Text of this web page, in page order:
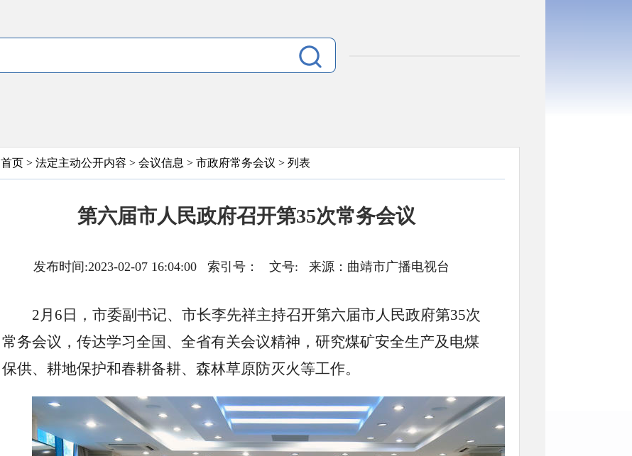
首页 > 法定主动公开内容 > 会议信息 > 市政府常务会议 > 列表
第六届市人民政府召开第35次常务会议
发布时间:2023-02-07 16:04:00 索引号： 文号: 来源：曲靖市广播电视台
2月6日，市委副书记、市长李先祥主持召开第六届市人民政府第35次
常务会议，传达学习全国、全省有关会议精神，研究煤矿安全生产及电煤
保供、耕地保护和春耕备耕、森林草原防灭火等工作。